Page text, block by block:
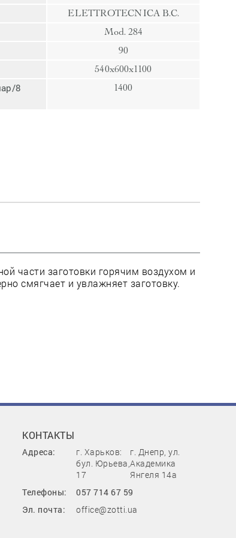
пресс
Гвозди
Иглы
ELETTROTECNICA B.C.
Mod. 284
90
540x600x1100
8
1400
части заготовки горячим воздухом и
смягчает и увлажняет заготовку.
КОНТАКТЫ
Адреса:
г. Харьков:
бул. Юрьева,
17
г. Днепр, ул.
Академика
Янгеля 14а
Телефоны:
057 714 67 59
Эл. почта:
office@zotti.ua